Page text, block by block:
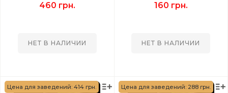
460 грн.
НЕТ В НАЛИЧИИ
160 грн.
НЕТ В НАЛИЧИИ
Цена для заведений: 414 грн. Цена для заведений: 288 грн.